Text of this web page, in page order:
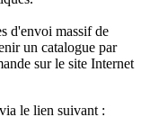
d'envoi massif de
un catalogue par
sur le site Internet
le lien suivant :